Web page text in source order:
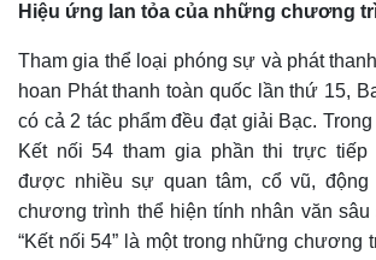
Hiệu ứng lan tỏa của những chương
Tham gia thể loại phóng sự và phát
hoan Phát thanh toàn quốc lần thứ 15,
có cả 2 tác phẩm đều đạt giải Bạc.
Kết nối 54 tham gia phần thi trực tiếp
được nhiều sự quan tâm, cổ vũ,
chương trình thể hiện tính nhân văn
“Kết nối 54” là một trong những chương